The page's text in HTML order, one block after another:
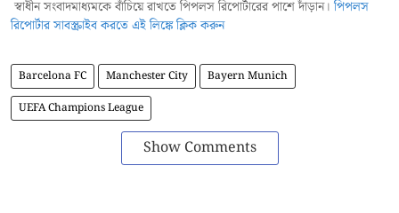
স্বাধীন সংবাদমাধ্যমকে বাঁচিয়ে রাখতে পিপলস রিপোর্টারের পাশে দাঁড়ান।পিপলস
রিপোর্টার সাবস্ক্রাইব করতে এই লিঙ্কে ক্লিক করুন
Barcelona FC Manchester City
Bayern Munich
UEFA Champions League
Show Comments